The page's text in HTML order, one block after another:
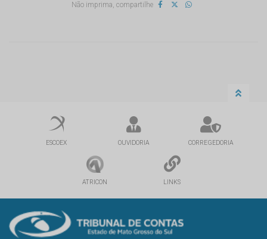
Não imprima, compartilhe
ESCOEX OUVIDORIA CORREGEDORIA
ATRICON LINKS